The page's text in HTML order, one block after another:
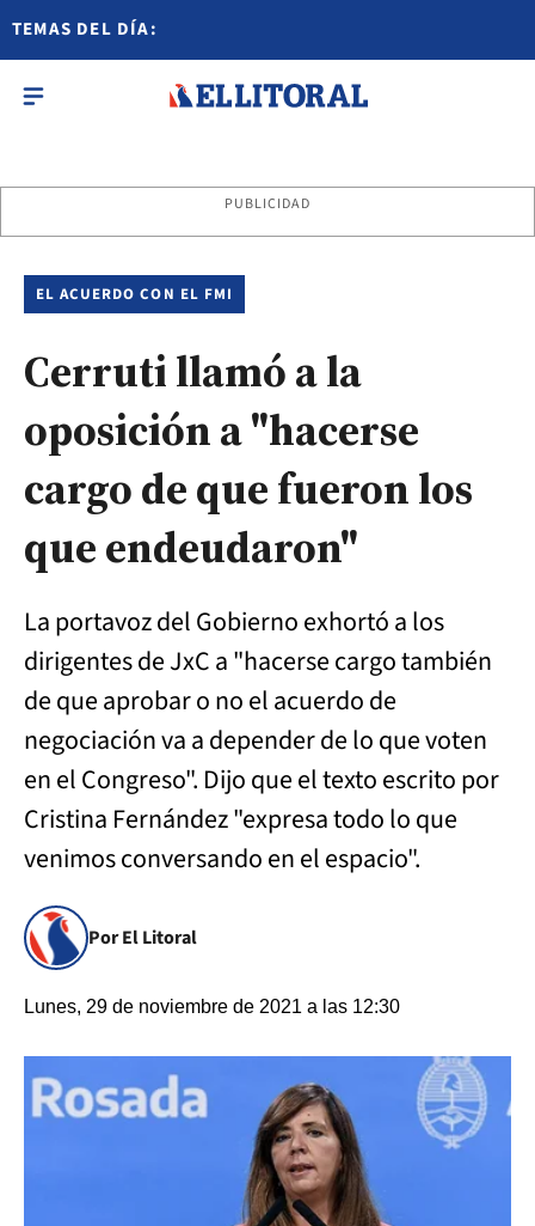
TEMAS DEL DÍA:
PUBLICIDAD
EL ACUERDO CON EL FMI
Cerruti llamó a la
oposición a "hacerse
cargo de que fueron los
que endeudaron"
La portavoz del Gobierno exhortó a los
dirigentes de JxC a "hacerse cargo también
de que aprobar o no el acuerdo de
negociación va a depender de lo que voten
en el Congreso". Dijo que el texto escrito por
Cristina Fernández "expresa todo lo que
venimos conversando en el espacio".
Por El Litoral
Lunes, 29 de noviembre de 2021 a las 12:30